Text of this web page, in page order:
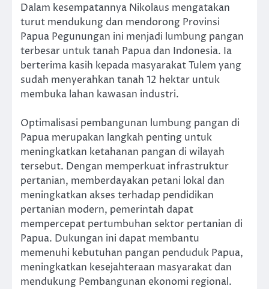
Dalam kesempatannya Nikolaus mengatakan
turut mendukung dan mendorong Provinsi
Papua Pegunungan ini menjadi lumbung pangan
terbesar untuk tanah Papua dan Indonesia. Ia
berterima kasih kepada masyarakat Tulem yang
sudah menyerahkan tanah 12 hektar untuk
membuka lahan kawasan industri.
Optimalisasi pembangunan lumbung pangan di
Papua merupakan langkah penting untuk
meningkatkan ketahanan pangan di wilayah
tersebut. Dengan memperkuat infrastruktur
pertanian, memberdayakan petani lokal dan
meningkatkan akses terhadap pendidikan
pertanian modern, pemerintah dapat
mempercepat pertumbuhan sektor pertanian di
Papua. Dukungan ini dapat membantu
memenuhi kebutuhan pangan penduduk Papua,
meningkatkan kesejahteraan masyarakat dan
mendukung Pembangunan ekonomi regional.